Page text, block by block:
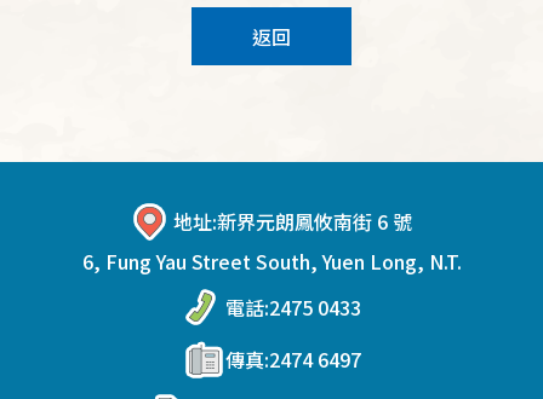
返回
地址:新界元朗鳳攸南街 6 號
6, Fung Yau Street South, Yuen Long, N.T.
電話:2475 0433
傳真:2474 6497